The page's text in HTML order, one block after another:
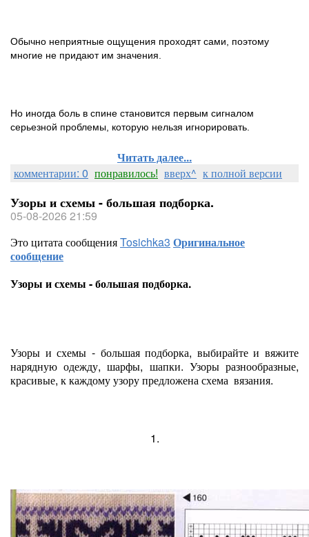
Обычно неприятные ощущения проходят сами, поэтому
многие не придают им значения.
Но иногда боль в спине становится первым сигналом
серьезной проблемы, которую нельзя игнорировать.
Читать далее...
комментарии: 0 понравилось! вверх^ к полной версии
Узоры и схемы - большая подборка.
05-08-2026 21:59
Это цитата сообщенияTosichka3 Оригинальное
сообщение
Узоры и схемы - большая подборка.
Узоры и схемы - большая подборка, выбирайте и вяжите
нарядную одежду, шарфы, шапки. Узоры разнообразные,
красивые, к каждому узору предложена схема вязания.
1.